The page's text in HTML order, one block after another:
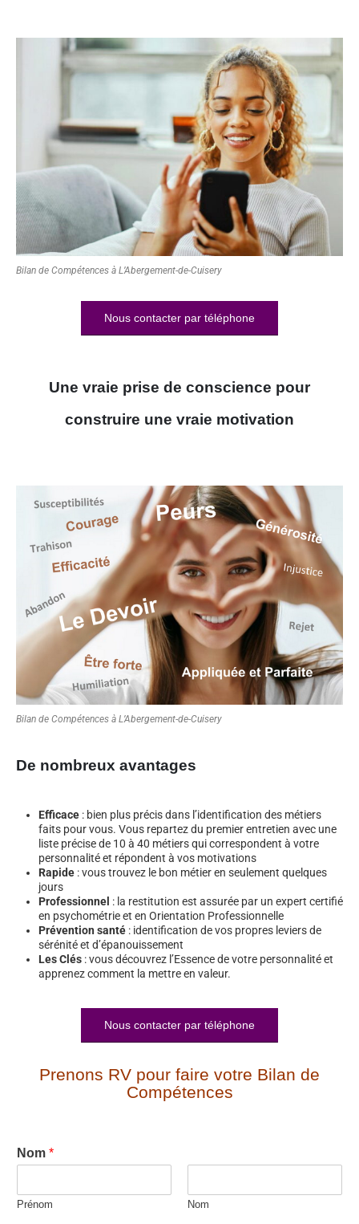
Bilan de Compétences à L’Abergement-de-Cuisery
Nous contacter par téléphone
Une vraie prise de conscience pour
construire une vraie motivation
Bilan de Compétences à L’Abergement-de-Cuisery
De nombreux avantages
Efficace : bien plus précis dans l’identification des métiers
faits pour vous. Vous repartez du premier entretien avec une
liste précise de 10 à 40 métiers qui correspondent à votre
personnalité et répondent à vos motivations
Rapide : vous trouvez le bon métier en seulement quelques
jours
Professionnel : la restitution est assurée par un expert certifié
en psychométrie et en Orientation Professionnelle
Prévention santé : identification de vos propres leviers de
sérénité et d’épanouissement
Les Clés : vous découvrez l’Essence de votre personnalité et
apprenez comment la mettre en valeur.
Nous contacter par téléphone
Prenons RV pour faire votre Bilan de
Compétences
Nom *
Prénom Nom